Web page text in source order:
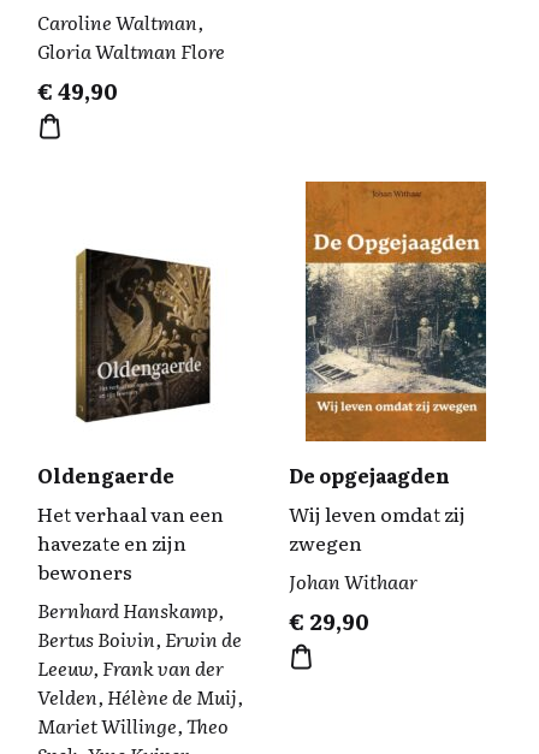
Caroline Waltman,
Gloria Waltman Flore
€49,90
Oldengaerde
Het verhaal van een
havezate en zijn
bewoners
Bernhard Hanskamp,
Bertus Boivin, Erwin de
Leeuw, Frank van der
Velden, Hélène de Muij,
Mariet Willinge, Theo
De opgejaagden
Wij leven omdat zij
zwegen
Johan Withaar
€ 29,90